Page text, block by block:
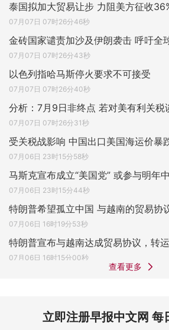
泰国拟加大贸易让步 力阻美方征收
07月07日 07时26分46秒
金砖国家谴责加沙及伊朗袭击 呼吁全
07月07日 07时26分43秒
以色列指哈马斯停火要求不可接受
07月07日 07时26分40秒
分析：7月9日非终点 若对美有利关税
07月07日 07时26分31秒
受关税战影响 中国出口美国海运价暴
07月06日 23时15分58秒
马斯克宣布成立“美国党” 或参与明年
07月06日 23时15分44秒
特朗普希望孤立中国 与越南的贸易协
07月06日 16时19分53秒
特朗普宣布与越南达成贸易协议，转
07月06日 16时15分00秒
查看更多
立即注册早报中文网 每